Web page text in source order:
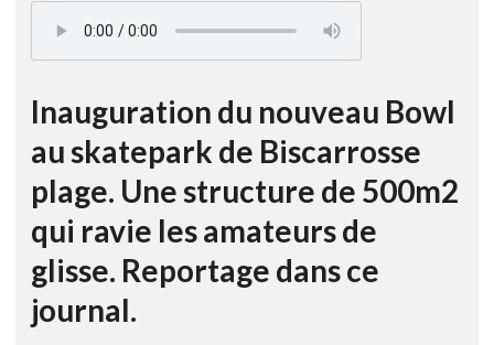
Inauguration du nouveau Bowl
au skatepark de Biscarrosse
plage. Une structure de 500m2
qui ravie les amateurs de
glisse. Reportage dans ce
journal.